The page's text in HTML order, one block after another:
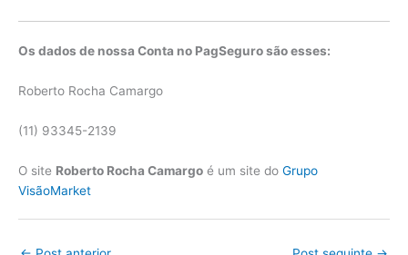
Os dados de nossa Conta no PagSeguro são esses:
Roberto Rocha Camargo
(11) 93345-2139
O site Roberto Rocha Camargo é um site do Grupo
VisãoMarket